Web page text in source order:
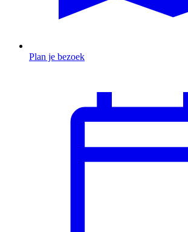
Plan je bezoek